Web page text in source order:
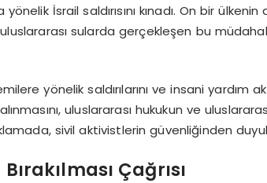
İsrail saldırısını kınadı. On bir
sularda gerçekleşen bu
yönelik saldırılarını ve insani yardım
uluslararası hukukun ve
sivil aktivistlerin güvenliğinden
Çağrısı